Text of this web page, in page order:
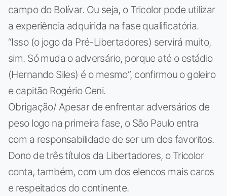
campo do Bolívar. Ou seja, o Tricolor pode utilizar
a experiência adquirida na fase qualificatória.
“Isso (o jogo da Pré-Libertadores) servirá muito,
sim. Só muda o adversário, porque até o estádio
(Hernando Siles) é o mesmo”, confirmou o goleiro
e capitão Rogério Ceni.
Obrigação/ Apesar de enfrentar adversários de
peso logo na primeira fase, o São Paulo entra
com a responsabilidade de ser um dos favoritos.
Dono de três títulos da Libertadores, o Tricolor
conta, também, com um dos elencos mais caros
e respeitados do continente.